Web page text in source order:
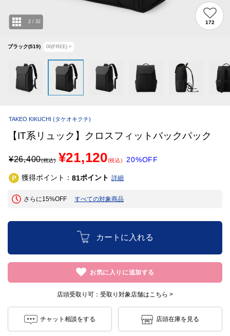
ブラック(519) 00(FREE) ×
2 / 32 172
TAKEO KIKUCHI (タケオキクチ)
【IT系リュック】クロスフィットバックパック
¥26,400(税込) ¥21,120(税込) 20%OFF
獲得ポイント： 81ポイント 詳細
さらに15%OFF すべての対象商品
カートに入れる
お気に入りに追加する
店頭受取り可： 受取り対象店舗はこちら >
チャット相談をする 店頭在庫を見る